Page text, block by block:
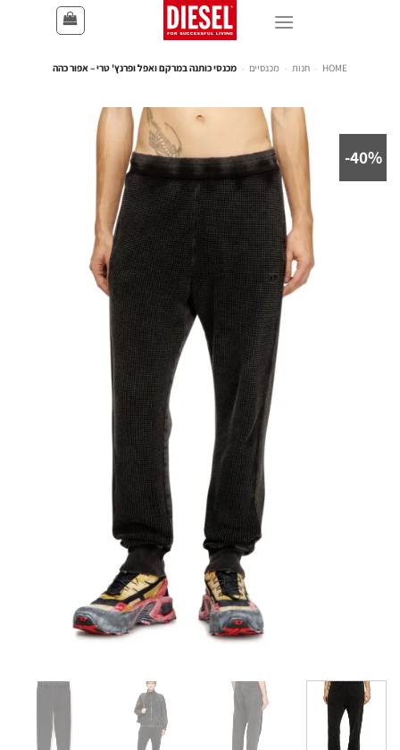
HOME
- חנות - מכנסיים - מכנסי כותנה במרקם ואפל ופרנץ' טרי – אפור כהה
40%-